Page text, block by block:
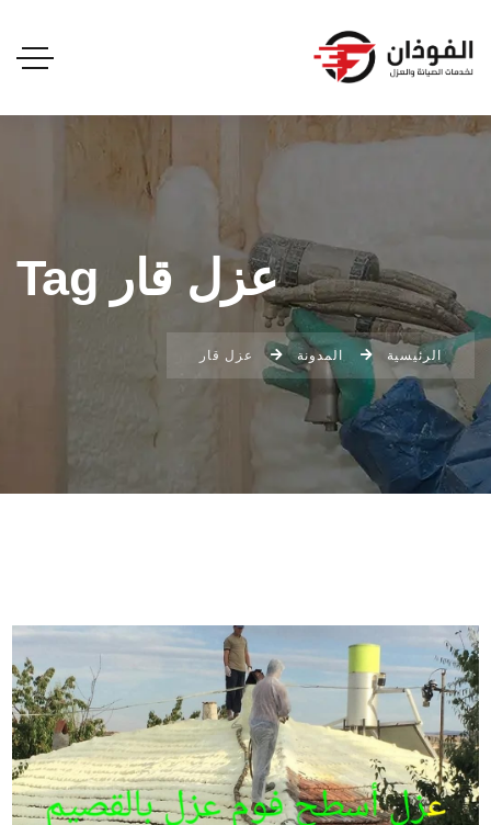
عزل قار Tag
الرئيسية المدونة عزل قار